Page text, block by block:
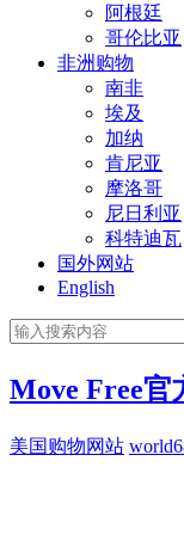
阿根廷
哥伦比亚
非洲购物
南非
埃及
加纳
肯尼亚
摩洛哥
尼日利亚
科特迪瓦
国外网站
English
Move Free官
美国购物网站